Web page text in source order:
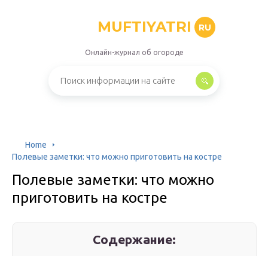
MUFTIYATRI RU
Онлайн-журнал об огороде
Home
Полевые заметки: что можно приготовить на костре
Полевые заметки: что можно
приготовить на костре
Содержание: